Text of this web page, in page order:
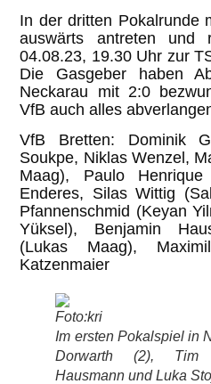
In der dritten Pokalrunde
auswärts antreten und
04.08.23, 19.30 Uhr zur
Die Gasgeber haben
Neckarau mit 2:0
VfB auch alles
VfB Bretten: Dominik
Soukpe, Niklas Wenzel,
Maag), Paulo
Enderes, Silas Wittig
Pfannenschmid (Keyan
Yüksel), Benjamin
(Lukas Maag),
Katzenmaier
Foto:kri
Im ersten Pokalspiel in
Dorwarth (2), Tim
Hausmann und Luka